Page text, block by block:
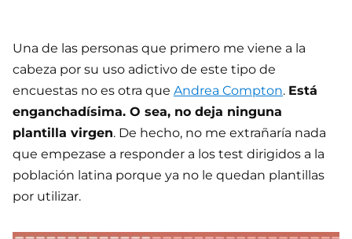
Una de las personas que primero me viene a la
cabeza por su uso adictivo de este tipo de
encuestas no es otra que Andrea Compton. Está
enganchadísima. O sea, no deja ninguna
plantilla virgen. De hecho, no me extrañaría nada
que empezase a responder a los test dirigidos a la
población latina porque ya no le quedan plantillas
por utilizar.